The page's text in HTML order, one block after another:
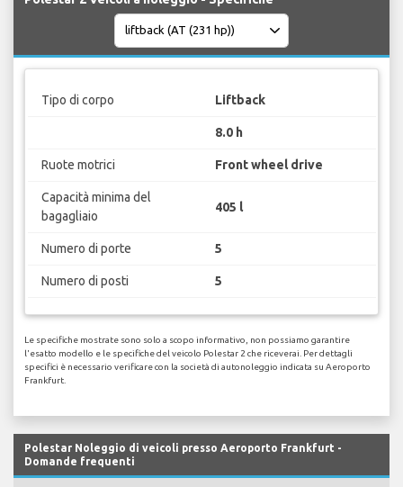
Tipo di corpo Liftback
8.0 h
Ruote motrici Front wheel drive
Capacità minima del
bagagliaio
405 l
Numero di porte 5
Numero di posti 5
Le specifiche mostrate sono solo a scopo informativo, non possiamo garantire
l'esatto modello e le specifiche del veicolo Polestar 2 che riceverai. Per dettagli
specifici è necessario verificare con la società di autonoleggio indicata su Aeroporto
Frankfurt.
Polestar Noleggio di veicoli presso Aeroporto Frankfurt -
Domande frequenti